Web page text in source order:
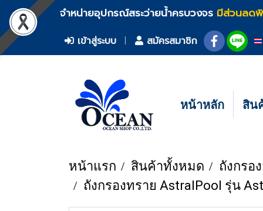
จำหน่ายอุปกรณ์สระว่ายน้ำครบวงจร มีส่วนลด
เข้าสู่ระบบ สมัครสมาชิก
หน้าหลัก สิน
หน้าแรก สินค้าทั้งหมด
ถังกรอ
ถังกรองทราย AstralPool รุ่น